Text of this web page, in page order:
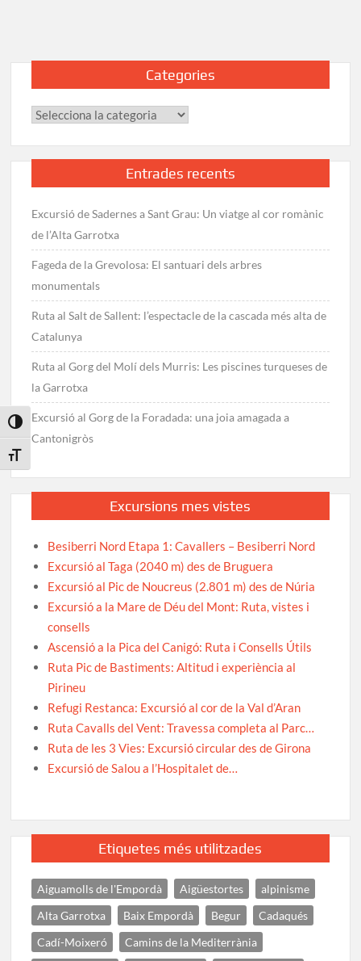
Toggle High Contrast
Toggle Font size
Excursió
Categories
Categories
Entrades recents
Excursió de Sadernes a Sant Grau: Un viatge al cor romànic
de l’Alta Garrotxa
Fageda de la Grevolosa: El santuari dels arbres
monumentals
Ruta al Salt de Sallent: l’espectacle de la cascada més alta de
Catalunya
Ruta al Gorg del Molí dels Murris: Les piscines turqueses de
la Garrotxa
Excursió al Gorg de la Foradada: una joia amagada a
Cantonigròs
Excursions mes vistes
Besiberri Nord Etapa 1: Cavallers – Besiberri Nord
Excursió al Taga (2040 m) des de Bruguera
Excursió al Pic de Noucreus (2.801 m) des de Núria
Excursió a la Mare de Déu del Mont: Ruta, vistes i
consells
Ascensió a la Pica del Canigó: Ruta i Consells Útils
Ruta Pic de Bastiments: Altitud i experiència al
Pirineu
Refugi Restanca: Excursió al cor de la Val d’Aran
Ruta Cavalls del Vent: Travessa completa al Parc…
Ruta de les 3 Vies: Excursió circular des de Girona
Excursió de Salou a l’Hospitalet de…
Etiquetes més utilitzades
Aiguamolls de l'Empordà Aigüestortes
alpinisme
Alta Garrotxa
Baix Empordà Begur
Cadaqués
Cadí-Moixeró
Camins de la Mediterrània